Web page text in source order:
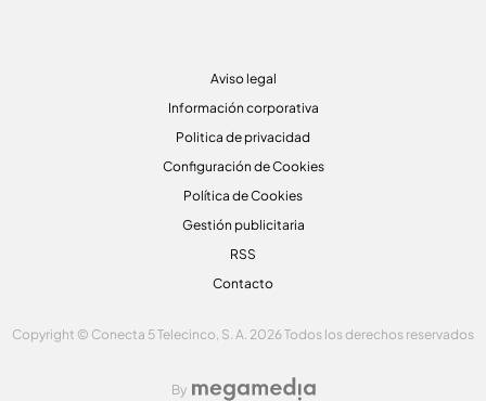
Aviso legal
Información corporativa
Politica de privacidad
Configuración de Cookies
Política de Cookies
Gestión publicitaria
RSS
Contacto
Copyright © Conecta 5 Telecinco, S. A. 2026 Todos los derechos reservados
By